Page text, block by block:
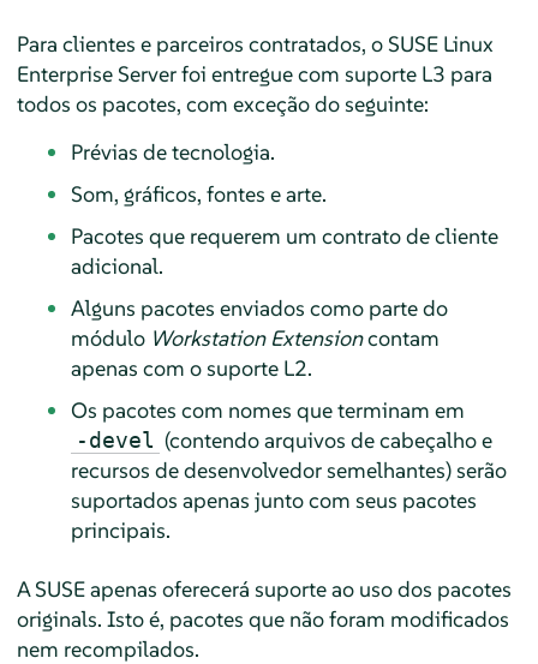
Para clientes e parceiros contratados, o SUSE Linux
Enterprise Serverfoi entregue com suporte L3 para
todos os pacotes, com exceção do seguinte:
Prévias de tecnologia.
Som, gráficos, fontes e arte.
Pacotes que requerem um contrato de cliente
adicional.
Alguns pacotes enviados como parte do
módulo Workstation Extensioncontam
apenas com o suporte L2.
Os pacotes com nomes que terminam em
-devel (contendo arquivos de cabeçalho e
recursos de desenvolvedor semelhantes) serão
suportados apenas junto com seus pacotes
principais.
A SUSE apenas oferecerá suporte ao uso dos pacotes
originals. Isto é, pacotes que não foram modificados
nem recompilados.